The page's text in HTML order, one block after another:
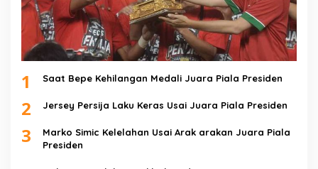
1 Saat Bepe Kehilangan Medali Juara Piala Presiden
2 Jersey Persija Laku Keras Usai Juara Piala Presiden
3
Marko Simic Kelelahan Usai Arak arakan Juara Piala
Presiden